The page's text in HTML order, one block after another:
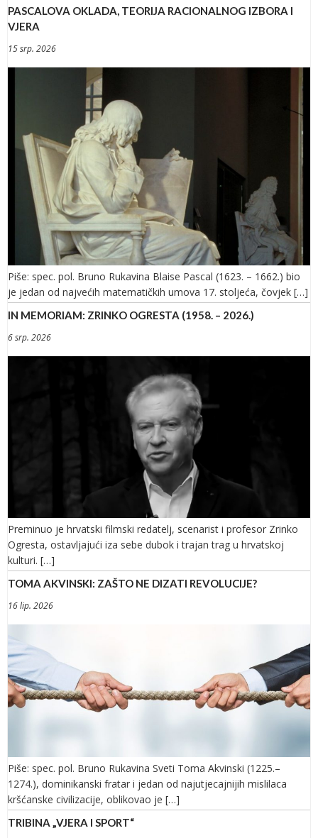
PASCALOVA OKLADA, TEORIJA RACIONALNOG IZBORA I
VJERA
15 srp. 2026
Piše: spec. pol. Bruno Rukavina Blaise Pascal (1623. – 1662.) bio
je jedan od najvećih matematičkih umova 17. stoljeća, čovjek […]
IN MEMORIAM: ZRINKO OGRESTA (1958. – 2026.)
6 srp. 2026
Preminuo je hrvatski filmski redatelj, scenarist i profesor Zrinko
Ogresta, ostavljajući iza sebe dubok i trajan trag u hrvatskoj
kulturi. […]
TOMA AKVINSKI: ZAŠTO NE DIZATI REVOLUCIJE?
16 lip. 2026
Piše: spec. pol. Bruno Rukavina Sveti Toma Akvinski (1225.–
1274.), dominikanski fratar i jedan od najutjecajnijih mislilaca
kršćanske civilizacije, oblikovao je […]
TRIBINA „VJERA I SPORT“